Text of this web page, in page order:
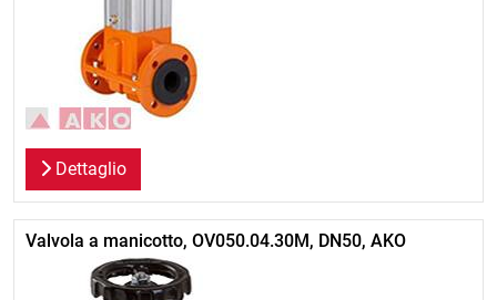
Dettaglio
Valvola a manicotto, OV050.04.30M, DN50, AKO